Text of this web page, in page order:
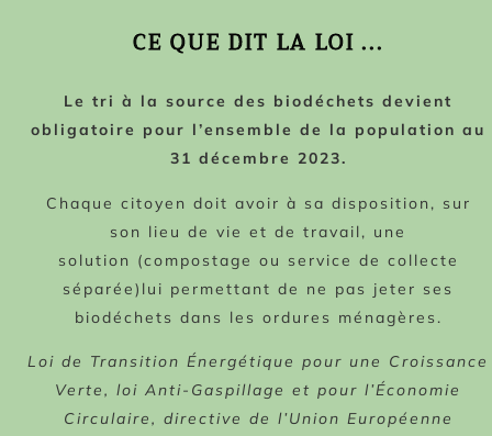
CE QUE DIT LA LOI ...
Le tri à la source des biodéchets devient
obligatoire pour l’ensemble de la population au
31 décembre 2023.
Chaque citoyen doit avoir à sa disposition, sur
son lieu de vieet de travail, une
solution (compostage ou service de collecte
séparée) lui permettant de ne pas jeter ses
biodéchets dans les ordures ménagères.
Loi de Transition Énergétique pour une Croissance
Verte, loi Anti-Gaspillage et pour l’Économie
Circulaire, directive de l’Union Européenne